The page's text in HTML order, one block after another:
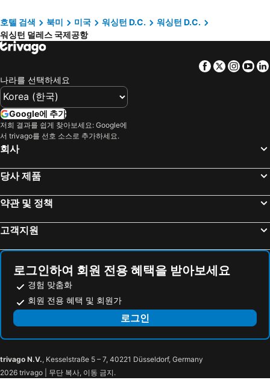
Extended Stay America Suites - Washington, DC - Tysons Corner
Crowne Plaza Dulles Airport By Ihg
컴포트 인 유니버시티 센터
Hyatt House Sterling/Dulles Airport-North
윈드햄 가든 마나사스
Hyatt Place Herndon/Dulles Airport-East
Days Inn by Wyndham Manassas Battlefield
Hyatt Place Sterling Dulles Airport North
Sonesta ES Suites Dulles Airport
Wolf Trap National Park for the Performing Arts
Manassas National Battlefield Park
Leesburg Corner Premium Outlets
Seneca Creek State Park
Georgetown University
Arlington National Cemetery
USMC War Memorial
The Netherlands Carillon
Montgomery County Airpark
다운타운Lancaster
CLEANTECH FORUM - WASHINGTON
College Park Airport
Lincoln Square Gettysburg
The Vietnam Veterans Memorial
Port of Washington
Smithsonian National Museum of the American Indian
Williamsburg Tours
호텔 검색 북미 미국 워싱턴 D.C.
워싱턴 D.C.
워싱턴 덜레스 국제공항
Facebook
Twitter
나라를 선택하세요
Google에 추가
저희 결과를 쉽게 찾아보세요: Google에
서 trivago를 선호 소스로 추가하세요.
회사
당사 제품
약관 및 정책
고객지원
로그인하여 회원 전용 혜택을 받아보세요
경험 맞춤화
회원 전용 혜택 및 회원가
로그인
trivago N.V., Kesselstraße 5 – 7, 40221 Düsseldorf, Germany
2026 trivago | 무단 복사, 이동 금지.